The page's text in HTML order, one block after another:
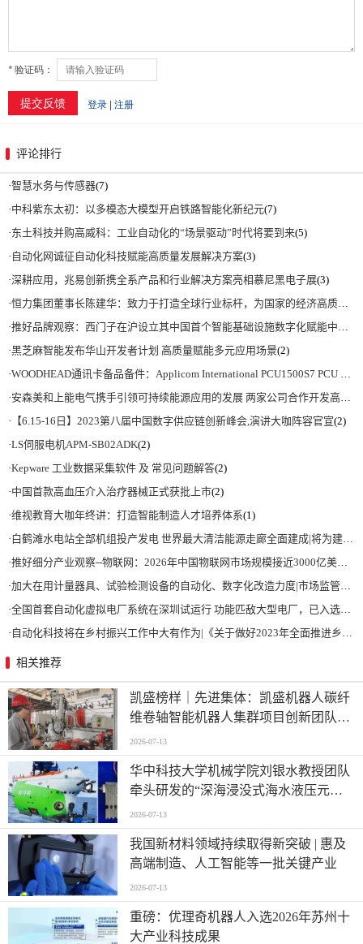
评论排行
·智慧水务与传感器(7)
·中科紫东太初：以多模态大模型开启铁路智能化新纪元(7)
·东土科技并购高威科：工业自动化的“场景驱动”时代将要到来(5)
· 自动化网诚征自动化科技赋能高质量发展解决方案(3)
·深耕应用，兆易创新携全系产品和行业解决方案亮相慕尼黑电子展(3)
·恒力集团董事长陈建华：致力于打造全球行业标杆，为国家的经济高质量发展贡献更大力量|上海电气集团党委书记、董事长吴磊来访
·推好品牌观察：西门子在沪设立其中国首个智能基础设施数字化赋能中心
·黑芝麻智能发布华山开发者计划 高质量赋能多元应用场景(2)
·WOODHEAD通讯卡备品备件：Applicom International PCU1500S7 PCU 1500 S7 V4.5.0
·安森美和上能电气携手引领可持续能源应用的发展 两家公司合作开发高性能储能和太阳能组串式逆变器方案 以实现可持续的未来
· 【6.15-16日】2023第八届中国数字供应链创新峰会,演讲大咖阵容官宣(2)
·LS伺服电机APM-SB02ADK(2)
·Kepware 工业数据采集软件 及 常见问题解答(2)
·中国首款高血压介入治疗器械正式获批上市(2)
·维视教育大咖年终讲：打造智能制造人才培养体系(1)
·白鹤滩水电站全部机组投产发电 世界最大清洁能源走廊全面建成|将为建设新型能源体系、保障国家能源安全、实现“双碳”目标提供有力支撑
·推好细分产业观察--物联网：2026年中国物联网市场规模接近3000亿美元 智慧工厂、智慧城市、智慧电网等将占60%以上
·加大在用计量器具、试验检测设备的自动化、数字化改造力度|市场监管总局 工业和信息化部 关于促进企业计量能力提升的指导意见
·全国首套自动化虚拟电厂系统在深圳试运行 功能匹敌大型电厂，已入选国际典型案例
· 自动化科技将在乡村振兴工作中大有作为|《关于做好2023年全面推进乡村振兴重点工作的意见》发布
相关推荐
凯盛榜样｜先进集体：凯盛机器人碳纤
维卷轴智能机器人集群项目创新团队
——迈向“智造”新高度
2026-07-13
华中科技大学机械学院刘银水教授团队
牵头研发的“深海浸没式海水液压元件
关键技术及应用”荣获国家技术发明奖
二等奖
2026-07-13
我国新材料领域持续取得新突破 | 惠及
高端制造、人工智能等一批关键产业
2026-07-13
重磅：优理奇机器人入选2026年苏州十
大产业科技成果